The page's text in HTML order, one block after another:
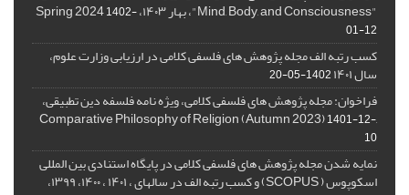
"Mind, Body, and Consciousness"، بهار ۱۴۰۳، Spring 2024
1402-
01-12
کسب رتبه الف مجله پژوهش های فلسفی کلامی در ارزیابی وزارت علوم،
سال ۱۴۰۱ 1402-05-20
فراخوان: مجله پژوهش های فلسفی کلامی، ویژه نامه فلسفه دین تطبیقی،
,Comparative Philosophy of Religion (Autumn 2023)
1401-12-
10
نمایه شدن مجله پژوهش های فلسفی کلامی در پایگاه استنادی بین المللی
اسکوپوس ( SCOPUS) و کسب رتبه الف در سالهای ، ۱۴۰۱ ، ۱۴۰۰، ۱۳۹۹،